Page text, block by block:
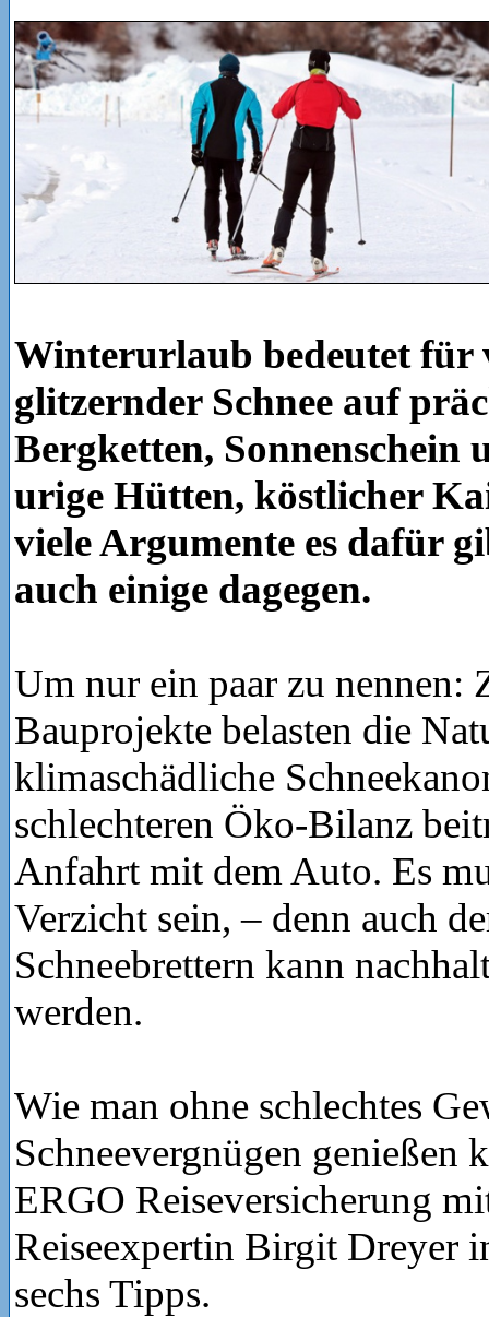
Winterurlaub bedeutet für
glitzernder Schnee auf
Bergketten, Sonnenschein
urige Hütten, köstlicher
viele Argumente es dafür
auch einige dagegen.
Um nur ein paar zu nennen:
Bauprojekte belasten die
klimaschädliche
schlechteren Öko-Bilanz
Anfahrt mit dem Auto. Es
Verzicht sein, – denn auch
Schneebrettern kann
werden.
Wie man ohne schlechtes
Schneevergnügen genießen
ERGO Reiseversicherung
Reiseexpertin Birgit Dreyer
sechs Tipps.